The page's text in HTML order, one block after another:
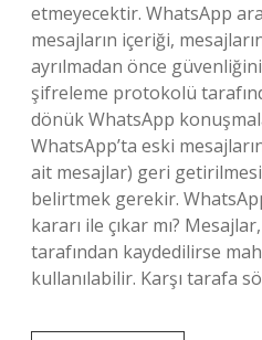
etmeyecektir. WhatsApp
mesajların içeriği,
ayrılmadan önce
şifreleme protokolü
dönük WhatsApp
WhatsApp’ta eski
ait mesajlar) geri
belirtmek gerekir.
kararı ile çıkar mı?
tarafından kaydedilirse
kullanılabilir. Karşı tarafa